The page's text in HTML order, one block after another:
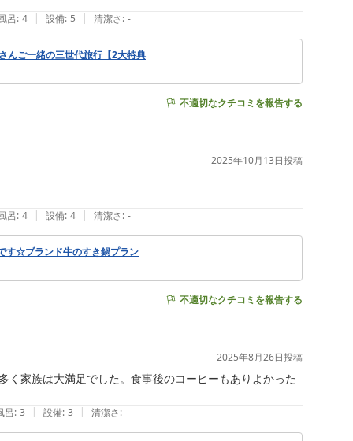
呂: 4 | 設備: 5 | 清潔さ: -
んご一緒の三世代旅行【2大特典
不適切なクチコミを報告する
2025年10月13日投稿
呂: 4 | 設備: 4 | 清潔さ: -
す☆ブランド牛のすき鍋プラン
不適切なクチコミを報告する
2025年8月26日投稿
家族は大満足でした。食事後のコーヒーもありよかった
呂: 3 | 設備: 3 | 清潔さ: -